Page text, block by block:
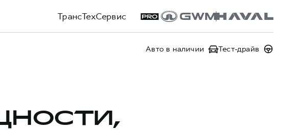
ТрансТехСервис
Авто в наличии Тест-драйв